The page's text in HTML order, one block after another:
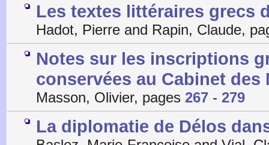
Les textes littéraires grecs
Hadot, Pierre and Rapin, Claude,
Notes sur les inscriptions
conservées au Cabinet des
Masson, Olivier, pages 267 - 279
La diplomatie de Délos